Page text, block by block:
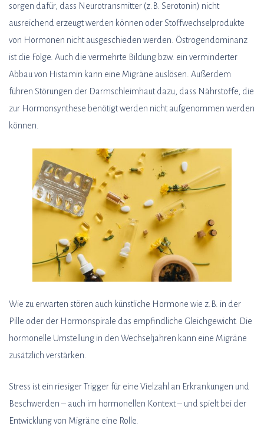
sorgen dafür, dass Neurotransmitter (z.B. Serotonin) nicht
ausreichend erzeugt werden können oder Stoffwechselprodukte
von Hormonen nicht ausgeschieden werden. Östrogendominanz
ist die Folge. Auch die vermehrte Bildung bzw. ein verminderter
Abbau von Histamin kann eine Migräne auslösen. Außerdem
führen Störungen der Darmschleimhaut dazu, dass Nährstoffe, die
zur Hormonsynthese benötigt werden nicht aufgenommen werden
können.
Wie zu erwarten stören auch künstliche Hormone wie z.B. in der
Pille oder der Hormonspirale das empfindliche Gleichgewicht. Die
hormonelle Umstellung in den Wechseljahren kann eine Migräne
zusätzlich verstärken.
Stress ist ein riesiger Trigger für eine Vielzahl an Erkrankungen und
Beschwerden – auch im hormonellen Kontext – und spielt bei der
Entwicklung von Migräne eine Rolle.